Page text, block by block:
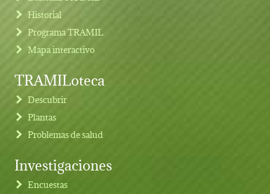
Footer menu
Historial
Programa TRAMIL
Mapa interactivo
TRAMILoteca
Descubrir
Plantas
Problemas de salud
Investigaciones
Encuestas